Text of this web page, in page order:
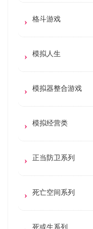
格斗游戏
模拟人生
模拟器整合游戏
模拟经营类
正当防卫系列
死亡空间系列
死或生系列